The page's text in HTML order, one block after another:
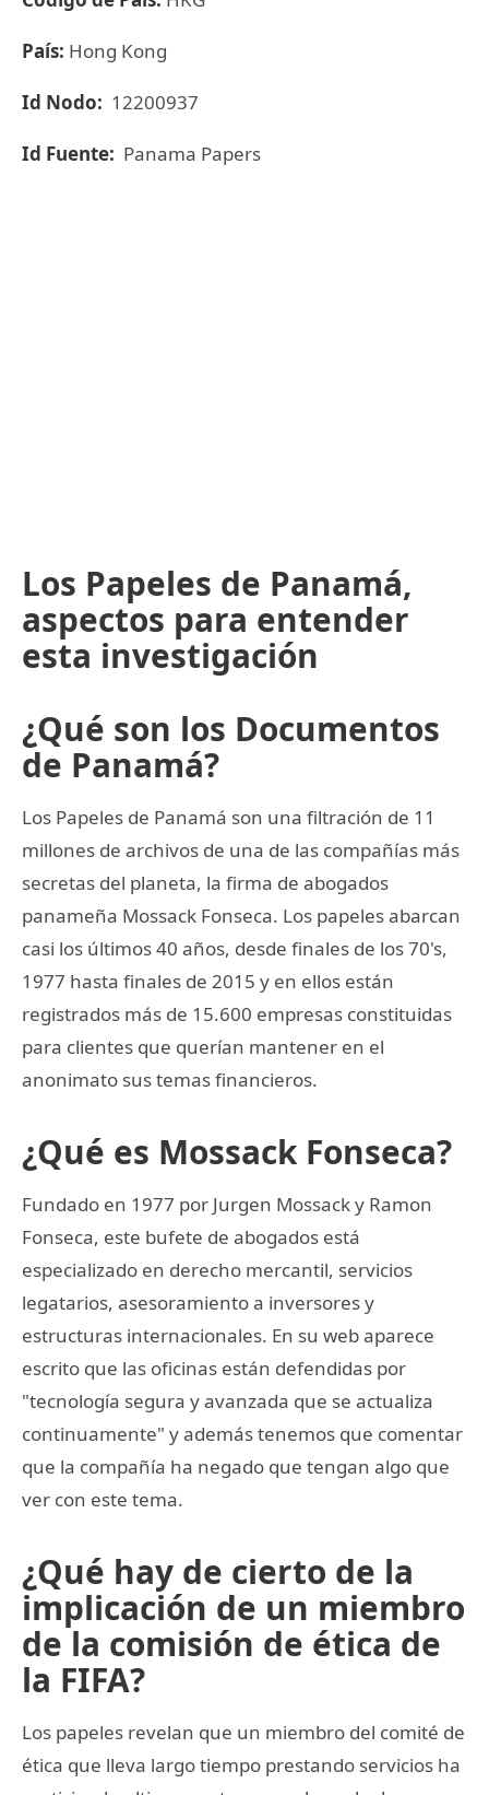
País: Hong Kong
Id Nodo: 12200937
Id Fuente: Panama Papers
Los Papeles de Panamá,
aspectos para entender
esta investigación
¿Qué son los Documentos
de Panamá?
Los Papeles de Panamá son una filtración de 11
millones de archivos de una de las compañías más
secretas del planeta, la firma de abogados
panameña Mossack Fonseca. Los papeles abarcan
casi los últimos 40 años, desde finales de los 70's,
1977 hasta finales de 2015 y en ellos están
registrados más de 15.600 empresas constituidas
para clientes que querían mantener en el
anonimato sus temas financieros.
¿Qué es Mossack Fonseca?
Fundado en 1977 por Jurgen Mossack y Ramon
Fonseca, este bufete de abogados está
especializado en derecho mercantil, servicios
legatarios, asesoramiento a inversores y
estructuras internacionales. En su web aparece
escrito que las oficinas están defendidas por
"tecnología segura y avanzada que se actualiza
continuamente" y además tenemos que comentar
que la compañía ha negado que tengan algo que
ver con este tema.
¿Qué hay de cierto de la
implicación de un miembro
de la comisión de ética de
la FIFA?
Los papeles revelan que un miembro del comité de
ética que lleva largo tiempo prestando servicios ha